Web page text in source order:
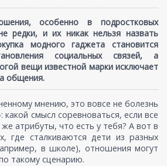
особенно в подростковых
редки, и их никак нельзя назвать
модного гаджета становится
социальных связей, а
вещи известной марки исключает
общения.
мнению, это вовсе не болезнь
смысл соревноваться, если все
атрибуты, что есть у тебя? А вот в
где сталкиваются дети из разных
в школе), отношения могут
такому сценарию.